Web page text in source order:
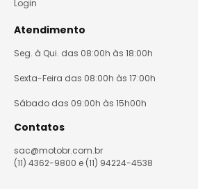
Login
Atendimento
Seg. à Qui. das 08:00h às 18:00h
Sexta-Feira das 08:00h às 17:00h
Sábado das 09:00h às 15h00h
Contatos
sac@motobr.com.br
(11) 4362-9800 e (11) 94224-4538